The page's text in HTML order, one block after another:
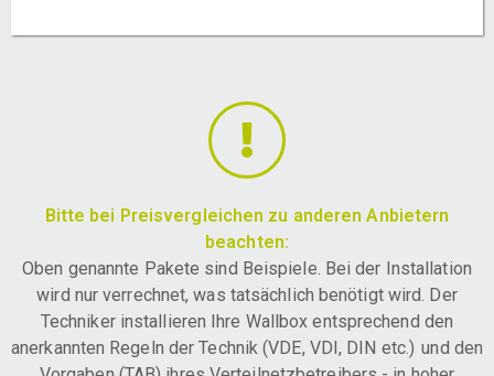
Bitte bei Preisvergleichen zu anderen Anbietern
beachten:
Oben genannte Pakete sind Beispiele. Bei der Installation
wird nur verrechnet, was tatsächlich benötigt wird. Der
Techniker installieren Ihre Wallbox entsprechend den
anerkannten Regeln der Technik (VDE, VDI, DIN etc.) und den